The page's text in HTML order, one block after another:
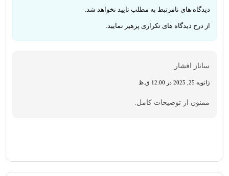
دیدگاه های نامرتبط به مطلب تایید نخواهد شد.
از درج دیدگاه های تکراری پرهیز نمایید.
ساناز افشار
ژانویه 25, 2025 در 12:00 ق.ظ
ممنون از توضیحات کامل.